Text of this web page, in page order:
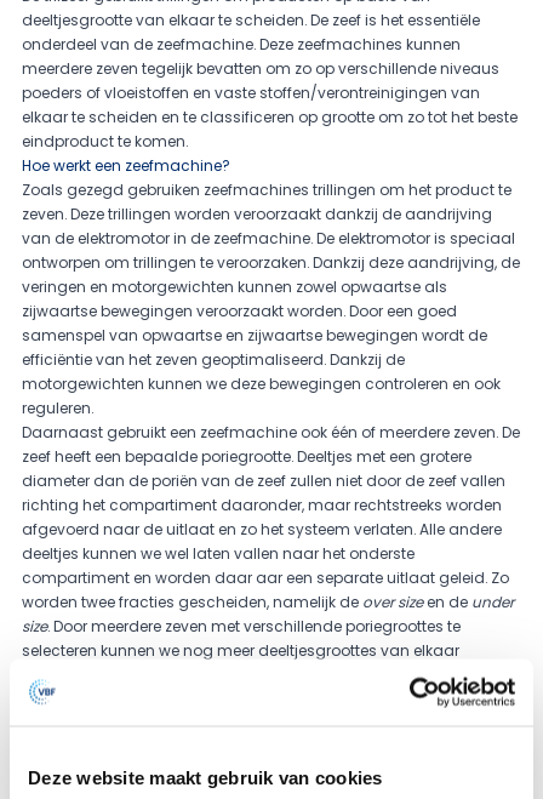
Deze website maakt gebruik van cookies
deeltjesgrootte van elkaar te scheiden. De zeef is het essentiële
onderdeel van de zeefmachine. Deze zeefmachines kunnen
meerdere zeven tegelijk bevatten om zo op verschillende niveaus
poeders of vloeistoffen en vaste stoffen/verontreinigingen van
elkaar te scheiden en te classificeren op grootte om zo tot het beste
eindproduct te komen.
Hoe werkt een zeefmachine?
Zoals gezegd gebruiken zeefmachines trillingen om het product te
zeven. Deze trillingen worden veroorzaakt dankzij de aandrijving
van de elektromotor in de zeefmachine. De elektromotor is speciaal
ontworpen om trillingen te veroorzaken. Dankzij deze aandrijving, de
veringen en motorgewichten kunnen zowel opwaartse als
zijwaartse bewegingen veroorzaakt worden. Door een goed
samenspel van opwaartse en zijwaartse bewegingen wordt de
efficiëntie van het zeven geoptimaliseerd. Dankzij de
motorgewichten kunnen we deze bewegingen controleren en ook
reguleren.
Daarnaast gebruikt een zeefmachine ook één of meerdere zeven. De
zeef heeft een bepaalde poriegrootte. Deeltjes met een grotere
diameter dan de poriën van de zeef zullen niet door de zeef vallen
richting het compartiment daaronder, maar rechtstreeks worden
afgevoerd naar de uitlaat en zo het systeem verlaten. Alle andere
deeltjes kunnen we wel laten vallen naar het onderste
compartiment en worden daar aar een separate uitlaat geleid. Zo
worden twee fracties gescheiden, namelijk de over sizeen de under
size. Door meerdere zeven met verschillende poriegroottes te
selecteren kunnen we nog meer deeltjesgroottes van elkaar
classificeren.
Verschillende groottes van de trilzeef (rond en rechthoekig)
als grootste afmeting als een hoge capaciteit nodig is. De